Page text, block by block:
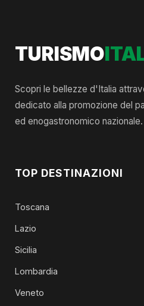
TURISMO
Scopri le bellezze d'Italia
dedicato alla promozione del
ed enogastronomico nazionale.
TOP DESTINAZIONI
Toscana
Lazio
Sicilia
Lombardia
Veneto